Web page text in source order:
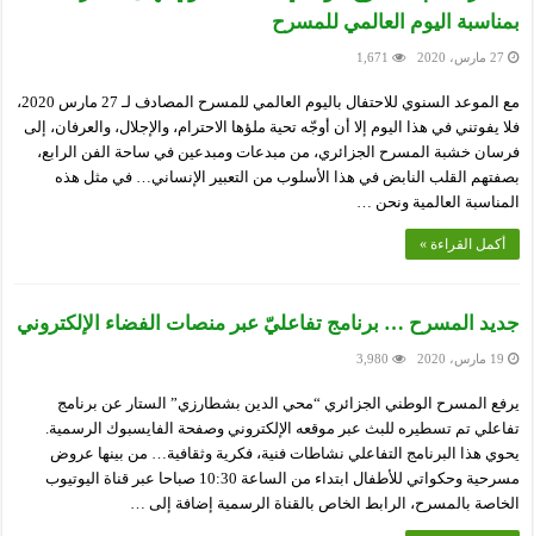
بمناسبة اليوم العالمي للمسرح
27 مارس، 2020 1,671
مع الموعد السنوي للاحتفال باليوم العالمي للمسرح المصادف لـ 27 مارس 2020،
فلا يفوتني في هذا اليوم إلا أن أوجّه تحية ملؤها الاحترام، والإجلال، والعرفان، إلى
فرسان خشبة المسرح الجزائري، من مبدعات ومبدعين في ساحة الفن الرابع،
بصفتهم القلب النابض في هذا الأسلوب من التعبير الإنساني… في مثل هذه
المناسبة العالمية ونحن …
أكمل القراءة »
جديد المسرح … برنامج تفاعليّ عبر منصات الفضاء الإلكتروني
19 مارس، 2020 3,980
يرفع المسرح الوطني الجزائري “محي الدين بشطارزي” الستار عن برنامج
تفاعلي تم تسطيره للبث عبر موقعه الإلكتروني وصفحة الفايسبوك الرسمية.
يحوي هذا البرنامج التفاعلي نشاطات فنية، فكرية وثقافية… من بينها عروض
مسرحية وحكواتي للأطفال ابتداء من الساعة 10:30 صباحا عبر قناة اليوتيوب
الخاصة بالمسرح، الرابط الخاص بالقناة الرسمية إضافة إلى …